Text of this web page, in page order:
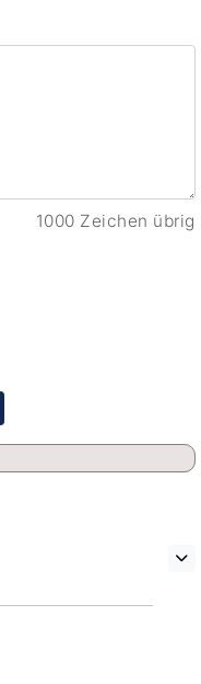
1000 Zeichen übrig